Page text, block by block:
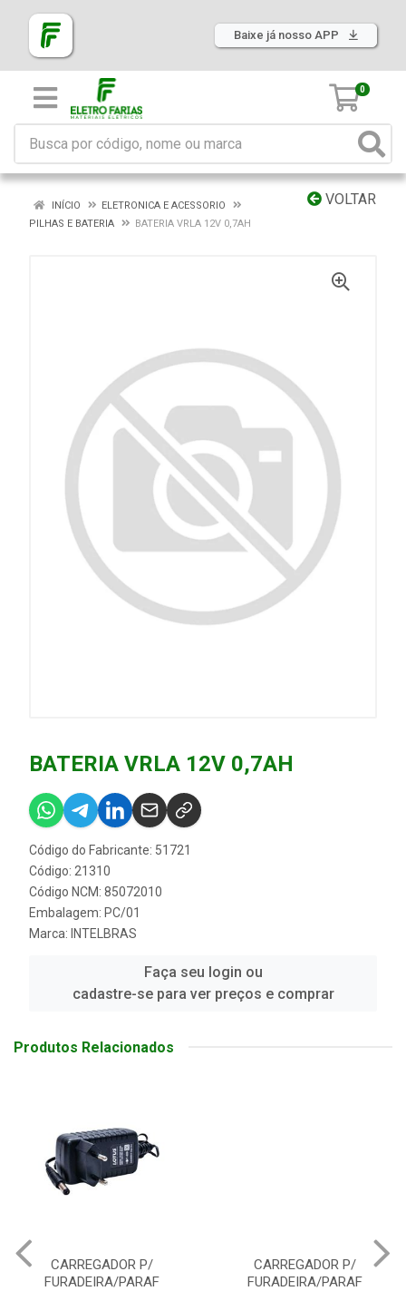
Baixe já nosso APP
0
VOLTAR
INÍCIO
ELETRONICA E ACESSORIO
PILHAS E BATERIA
BATERIA VRLA 12V 0,7AH
BATERIA VRLA 12V 0,7AH
Código do Fabricante: 51721
Código: 21310
Código NCM: 85072010
Embalagem: PC/01
Marca: INTELBRAS
Faça seu login ou
cadastre-se para ver preços e comprar
Produtos Relacionados
CARREGADOR P/
FURADEIRA/PARAF
CARREGADOR P/
FURADEIRA/PARAF